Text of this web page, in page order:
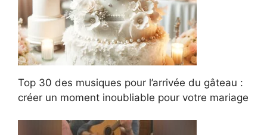
Top 30 des musiques pour l’arrivée du gâteau :
créer un moment inoubliable pour votre mariage